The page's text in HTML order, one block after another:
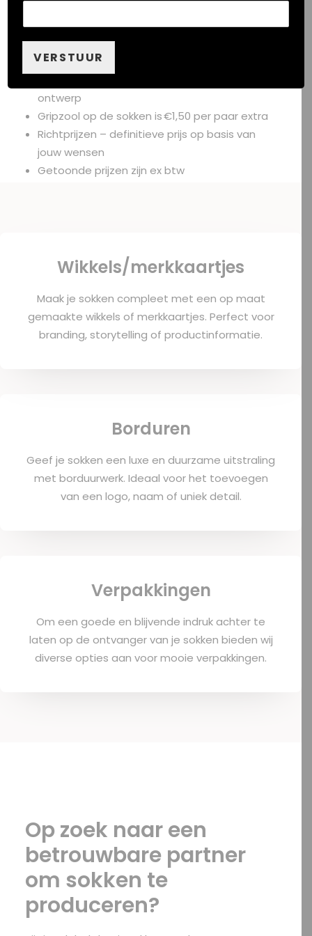
ontwerp
Gripzool op de sokken is €1,50 per paar extra
Richtprijzen – definitieve prijs op basis van
jouw wensen
Getoonde prijzen zijn ex btw
Borduren
Geef je sokken een luxe en duurzame uitstraling
met borduurwerk. Ideaal voor het toevoegen
van een logo, naam of uniek detail.
Wikkels/merkkaartjes
Maak je sokken compleet met een op maat
gemaakte wikkels of merkkaartjes. Perfect voor
branding, storytelling of productinformatie.
Verpakkingen
Om een goede en blijvende indruk achter te
laten op de ontvanger van je sokken bieden wij
diverse opties aan voor mooie verpakkingen.
Op zoek naar een
betrouwbare partner
om sokken te
produceren?
VERSTUUR